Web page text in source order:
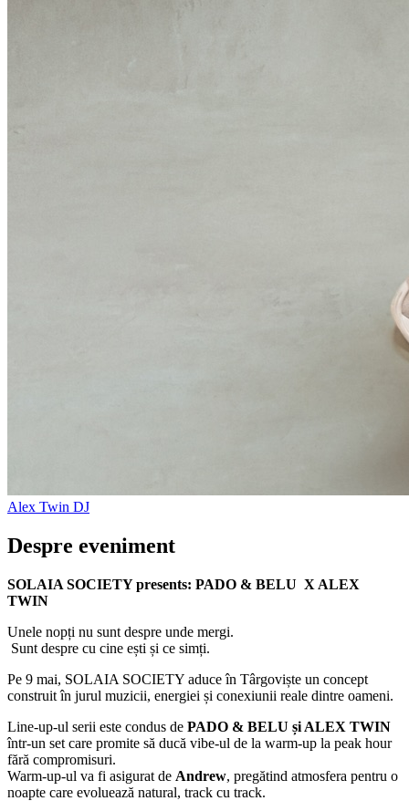
Alex Twin DJ
Despre eveniment
SOLAIA SOCIETY presents: PADO & BELU X ALEX
TWIN
Unele nopți nu sunt despre unde mergi.
Sunt despre cu cine ești și ce simți.
Pe 9 mai, SOLAIA SOCIETY aduce în Târgoviște un concept
construit în jurul muzicii, energiei și conexiunii reale dintre oameni.
Line-up-ul serii este condus de PADO & BELU și ALEX TWIN
într-un set care promite să ducă vibe-ul de la warm-up la peak hour
fără compromisuri.
Warm-up-ul va fi asigurat de Andrew, pregătind atmosfera pentru o
noapte care evoluează natural, track cu track.